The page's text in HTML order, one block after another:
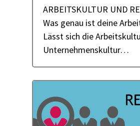
ARBEITSKULTUR UND
Was genau ist deine
Lässt sich die
Unternehmenskultur…